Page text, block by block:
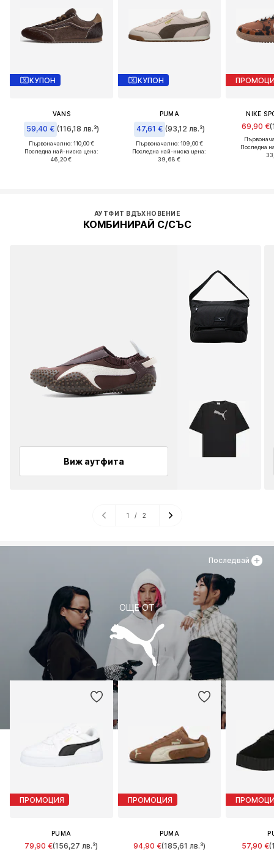
КУПОН
VANS
59,40 € (116,18 лв.³)
Първоначално: 110,00 €
Последна най-ниска цена:
46,20 €
КУПОН
PUMA
47,61 € (93,12 лв.³)
Първоначално: 109,00 €
Последна най-ниска цена:
39,68 €
NIKE
69,90 €
Последна
АУТФИТ ВДЪХНОВЕНИЕ
КОМБИНИРАЙ С/СЪС
Виж аутфита
1 / 2
ОЩЕ ОТ
ПРОМОЦИЯ
PUMA
79,90 €(156,27 лв.³)
ПРОМОЦИЯ
PUMA
94,90 €(185,61 лв.³) 57,90 €
Последвай